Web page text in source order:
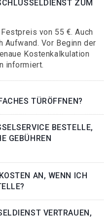
ZUM
von 55 €. Auch
Aufwand. Vor Beginn der
Kostenkalkulation
informiert.
TÜRÖFFNEN?
BESTELLE,
GEBÜHREN
AN, WENN ICH
VERTRAUEN,